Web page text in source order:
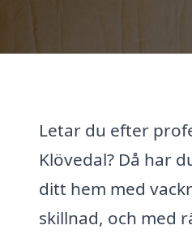
Letar du efter
Klövedal? Då har
ditt hem med
skillnad, och med